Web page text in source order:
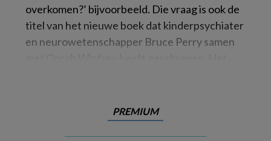
overkomen?’ bijvoorbeeld. Die vraag is ook de
titel van het nieuwe boek dat kinderpsychiater
en neurowetenschapper Bruce Perry samen
PREMIUM